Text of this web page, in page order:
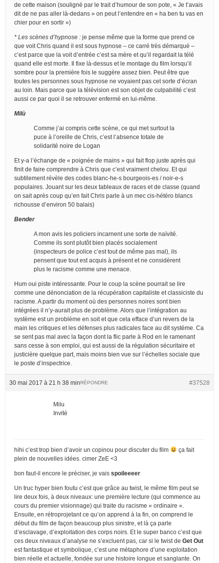
de cette maison (souligné par le trait d’humour de son pote, « Je t’avais
dit de ne pas aller là-dedans » on peut l’entendre en « ha ben tu vas en
chier pour en sortir »)
* Les scènes d’hypnose : je pense même que la forme que prend ce
que voit Chris quand il est sous hypnose – ce carré très démarqué –
c’est parce que la voit d’entrée c’est sa mère et qu’il regardait la télé
quand elle est morte. Il fixe là-dessus et le montage du film lorsqu’il
sombre pour la première fois le suggère assez bien. Peut être que
toutes les personnes sous hypnose ne voyaient pas cet sorte d’écran
au loin. Mais parce que la télévision est son objet de culpabilité c’est
aussi ce par quoi il se retrouver enfermé en lui-même.
Milù
Comme j’ai compris cette scène, ce qui met surtout la
puce à l’oreille de Chris, c’est l’absence totale de
solidarité noire de Logan
Et y-a l’échange de « poignée de mains » qui fait flop juste après qui
finit de faire comprendre à Chris que c’est vraiment chelou. Et qui
subtilement révèle des codes blanc-he-s bourgeois-es / noir-e-s
populaires. Jouant sur les deux tableaux de races et de classe (quand
on sait après coup qu’en fait Chris parle à un mec cis-hétéro blancs
richousse d’environ 50 balais)
Bender
A mon avis les policiers incarnent une sorte de naïvité.
Comme ils sont plutôt bien placés socialement
(inspecteurs de police c’est tout de même pas mal), ils
pensent que tout est acquis à présent et ne considèrent
plus le racisme comme une menace.
Hum oui piste intéressante. Pour le coup la scène pourrait se lire
comme une dénonciation de la récupération capitaliste et classiciste du
racisme. A partir du moment où des personnes noires sont bien
intégrées il n’y-aurait plus de problème. Alors que l’intégration au
système est un problème en soit et que cela efface d’un revers de la
main les critiques et les défenses plus radicales face au dit système. Ca
se sent pas mal avec la façon dont la flic parle à Rod en le ramenant
sans cesse à son emploi, qui est aussi de la régulation sécuritaire et
justicière quelque part, mais moins bien vue sur l’échelles sociale que
le poste d’inspectrice.
30 mai 2017 à 21 h 38 min #37528
RÉPONDRE
Milu
Invité
hihi c’est trop bien d’avoir un copinou pour discuter du film
ça fait
plein de nouvelles idées. cimer ZeE <3
bon faut-il encore le préciser, je vais spoileeeer
Un truc hyper bien foutu c’est que grâce au twist, le même film peut se
lire deux fois, à deux niveaux: une première lecture (qui commence au
cours du premier visionnage) qui traite du racisme « ordinaire ».
Ensuite, en rétroprojetant ce qu’on apprend à la fin, on comprend le
début du film de façon beaucoup plus sinistre, et là ça parle
d’esclavage, d’exploitation des corps noirs. Et le super banco c’est que
ces deux niveaux d’analyse ne s’excluent pas, car si le twist de Get Out
est fantastique et symbolique, c’est une métaphore d’une exploitation
bien réelle et actuelle, fondée sur une histoire longue et sanglante. On